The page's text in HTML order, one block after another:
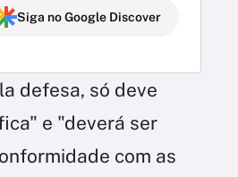
Siga no Google Discover
defesa, só deve
e "deverá ser
com as